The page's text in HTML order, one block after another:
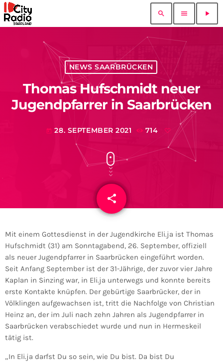
search menu play_arrow
NEWS SAARBRÜCKEN
Thomas Hufschmidt neuer
Jugendpfarrer in Saarbrücken
today 28. SEPTEMBER 2021 714
share
email
Mit einem Gottesdienst in der Jugendkirche Eli.ja ist Thomas
Hufschmidt (31) am Sonntagabend, 26. September, offiziell
als neuer Jugendpfarrer in Saarbrücken eingeführt worden.
Seit Anfang September ist der 31-Jährige, der zuvor vier Jahre
Kaplan in Sinzing war, in Eli.ja unterwegs und konnte bereits
erste Kontakte knüpfen. Der gebürtige Saarbrücker, der in
Völklingen aufgewachsen ist, tritt die Nachfolge von Christian
Heinz an, der im Juli nach zehn Jahren als Jugendpfarrer in
Saarbrücken verabschiedet wurde und nun in Hermeskeil
tätig ist.
„In Eli.ja darfst Du so sein, wie Du bist. Da bist Du